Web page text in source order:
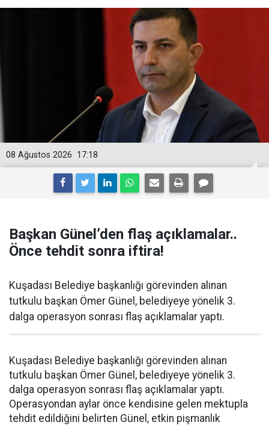
17:18
08 Ağustos 2026
Başkan Günel’den flaş açıklamalar..
Önce tehdit sonra iftira!
Kuşadası Belediye başkanlığı görevinden alınan
tutkulu başkan Ömer Günel, belediyeye yönelik 3.
dalga operasyon sonrası flaş açıklamalar yaptı.
Kuşadası Belediye başkanlığı görevinden alınan
tutkulu başkan Ömer Günel, belediyeye yönelik 3.
dalga operasyon sonrası flaş açıklamalar yaptı.
Operasyondan aylar önce kendisine gelen mektupla
tehdit edildiğini belirten Günel, etkin pişmanlık